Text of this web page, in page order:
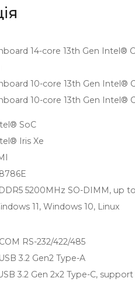
14-core 13th Gen Intel®
10-core 13th Gen Intel®
10-core 13th Gen Intel®
SoC
Iris Xe
5200MHz SO-DIMM, up
11, Windows 10, Linux
RS-232/422/485
3.2 Gen2 Type-A
3.2 Gen 2x2 Type-C, support